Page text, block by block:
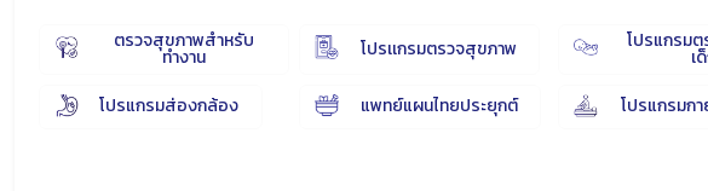
ตรวจสุขภาพสำหรับ
ทำงาน โปรเเกรมตรวจสุขภาพ โปรแกรม
เ
โปรแกรมส่องกล้อง แพทย์แผนไทยประยุกต์ โปรแกรมก